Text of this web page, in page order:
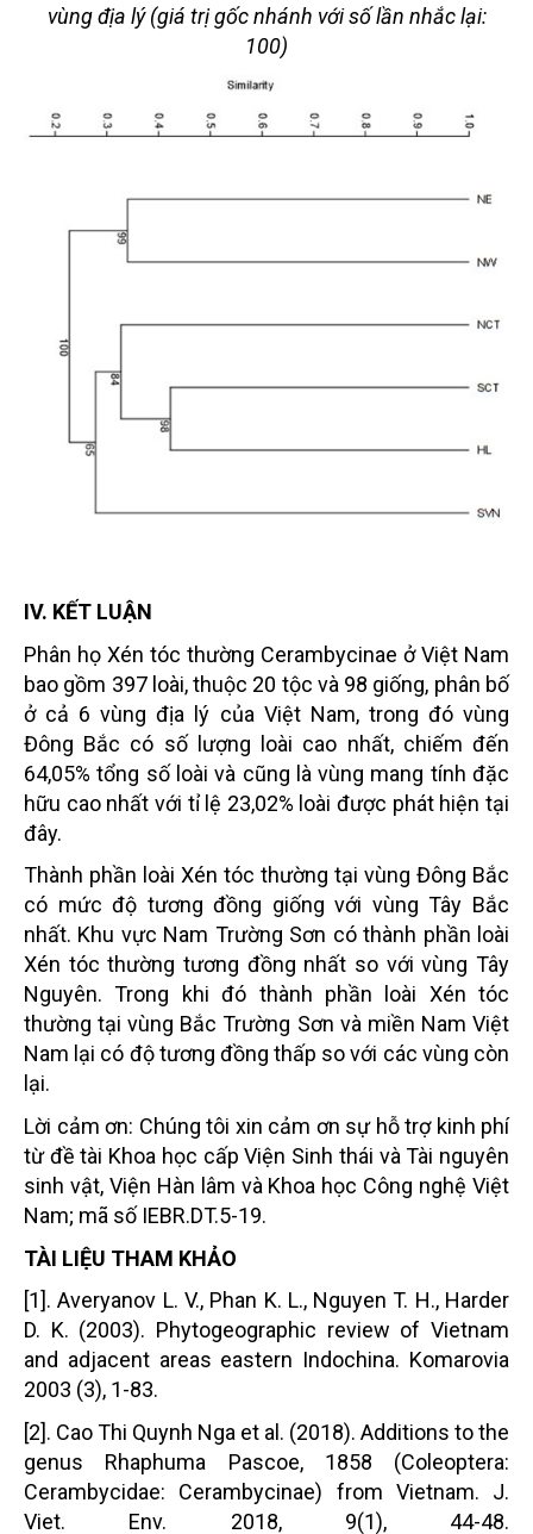
vùng địa lý (giá trị gốc nhánh với số lần nhắc lại:
100)
IV. KẾT LUẬN
Phân họ Xén tóc thường Cerambycinae ở Việt Nam
bao gồm 397 loài, thuộc 20 tộc và 98 giống, phân bố
ở cả 6 vùng địa lý của Việt Nam, trong đó vùng
Đông Bắc có số lượng loài cao nhất, chiếm đến
64,05% tổng số loài và cũng là vùng mang tính đặc
hữu cao nhất với tỉ lệ 23,02% loài được phát hiện tại
đây.
Thành phần loài Xén tóc thường tại vùng Đông Bắc
có mức độ tương đồng giống với vùng Tây Bắc
nhất. Khu vực Nam Trường Sơn có thành phần loài
Xén tóc thường tương đồng nhất so với vùng Tây
Nguyên. Trong khi đó thành phần loài Xén tóc
thường tại vùng Bắc Trường Sơn và miền Nam Việt
Nam lại có độ tương đồng thấp so với các vùng còn
lại.
Lời cảm ơn: Chúng tôi xin cảm ơn sự hỗ trợ kinh phí
từ đề tài Khoa học cấp Viện Sinh thái và Tài nguyên
sinh vật, Viện Hàn lâm và Khoa học Công nghệ Việt
Nam; mã số IEBR.DT.5-19.
TÀI LIỆU THAM KHẢO
[1]. Averyanov L. V., Phan K. L., Nguyen T. H., Harder
D. K. (2003). Phytogeographic review of Vietnam
and adjacent areas eastern Indochina. Komarovia
2003 (3), 1-83.
[2]. Cao Thi Quynh Nga et al. (2018). Additions to the
genus Rhaphuma Pascoe, 1858 (Coleoptera:
Cerambycidae: Cerambycinae) from Vietnam. J.
Viet. Env. 2018, 9(1), 44-48.